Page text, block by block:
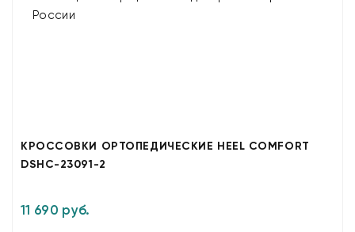
КРОССОВКИ ОРТОПЕДИЧЕСКИЕ HEEL COMFORT
DSHC-23091-2
11 690 руб.